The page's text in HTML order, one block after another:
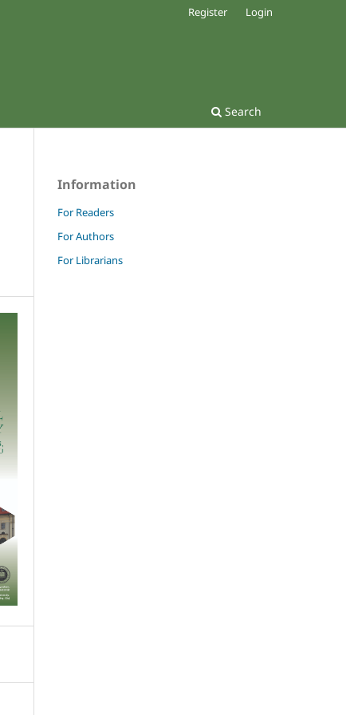
Search
Register Login
Information
For Readers
For Authors
For Librarians